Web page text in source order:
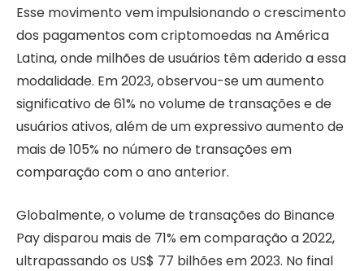
Esse movimento vem impulsionando o crescimento
dos pagamentos com criptomoedas na América
Latina, onde milhões de usuários têm aderido a essa
modalidade. Em 2023, observou-se um aumento
significativo de 61% no volume de transações e de
usuários ativos, além de um expressivo aumento de
mais de 105% no número de transações em
comparação com o ano anterior.
Globalmente, o volume de transações do Binance
Pay disparou mais de 71% em comparação a 2022,
ultrapassando os US$ 77 bilhões em 2023. No final